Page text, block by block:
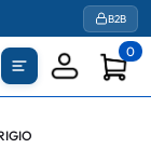
B2B
0